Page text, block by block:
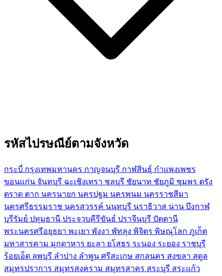
รหัสไปรษณีย์ตามจังหวัด
กระบี่ กรุงเทพมหานคร กาญจนบุรี กาฬสินธุ์ กำแพงเพชร
ขอนแก่น จันทบุรี ฉะเชิงเทรา ชลบุรี ชัยนาท ชัยภูมิ ชุมพร ตรัง
ตราด ตาก นครนายก นครปฐม นครพนม นครราชสีมา
นครศรีธรรมราช นครสวรรค์ นนทบุรี นราธิวาส น่าน บึงกาฬ
บุรีรัมย์ ปทุมธานี ประจวบคีรีขันธ์ ปราจีนบุรี ปัตตานี
พระนครศรีอยุธยา พะเยา พังงา พัทลุง พิจิตร พิษณุโลก ภูเก็ต
มหาสารคาม มุกดาหาร ยะลา ยโสธร ระนอง ระยอง ราชบุรี
ร้อยเอ็ด ลพบุรี ลำปาง ลำพูน ศรีสะเกษ สกลนคร สงขลา สตูล
สมุทรปราการ สมุทรสงคราม สมุทรสาคร สระบุรี สระแก้ว